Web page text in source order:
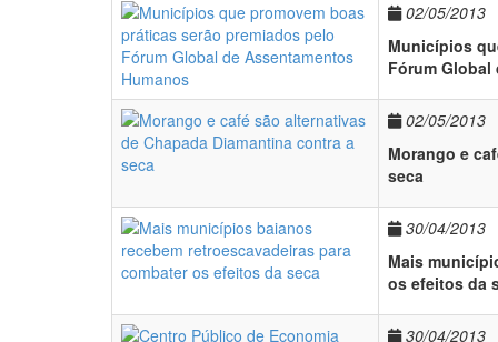
02/05/2013
Municípios
Fórum Global
02/05/2013
Morango e
seca
30/04/2013
Mais
os efeitos da
30/04/2013